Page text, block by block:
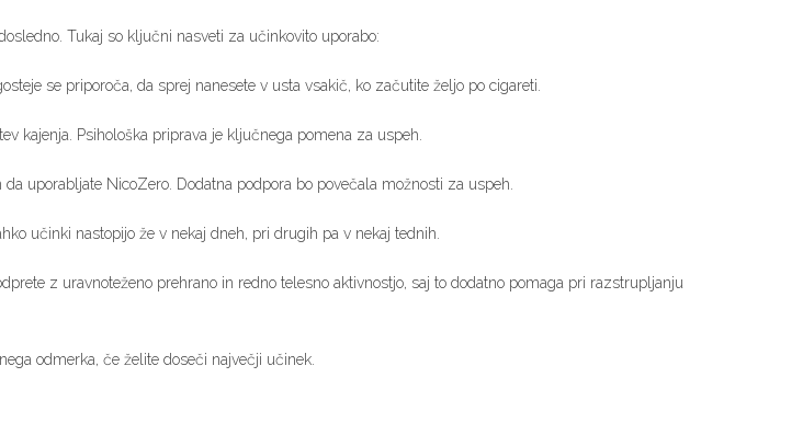
Tukaj so ključni nasveti za učinkovito uporabo:
se priporoča, da sprej nanesete v usta vsakič, ko začutite željo po cigareti.
kajenja. Psihološka priprava je ključnega pomena za uspeh.
uporabljate NicoZero. Dodatna podpora bo povečala možnosti za uspeh.
učinki nastopijo že v nekaj dneh, pri drugih pa v nekaj tednih.
z uravnoteženo prehrano in redno telesno aktivnostjo, saj to dodatno pomaga pri razstrupljanju
odmerka, če želite doseči največji učinek.